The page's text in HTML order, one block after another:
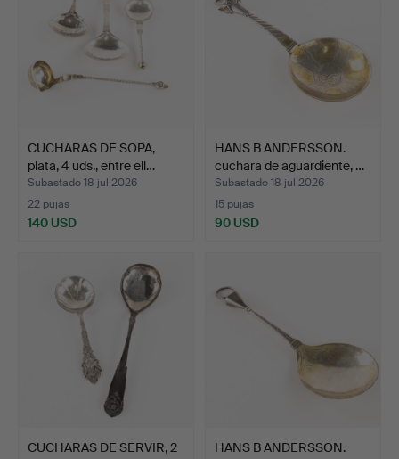
CUCHARAS DE SOPA,
plata, 4 uds., entre ell…
Subastado 18 jul 2026
22 pujas
140 USD
HANS B ANDERSSON.
cuchara de aguardiente, …
Subastado 18 jul 2026
15 pujas
90 USD
CUCHARAS DE SERVIR, 2
HANS B ANDERSSON.